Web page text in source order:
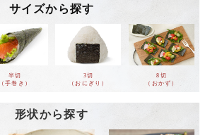
サイズから探す
半切
（手巻き）
3切
（おにぎり）
8切
（おかず）
形状から探す